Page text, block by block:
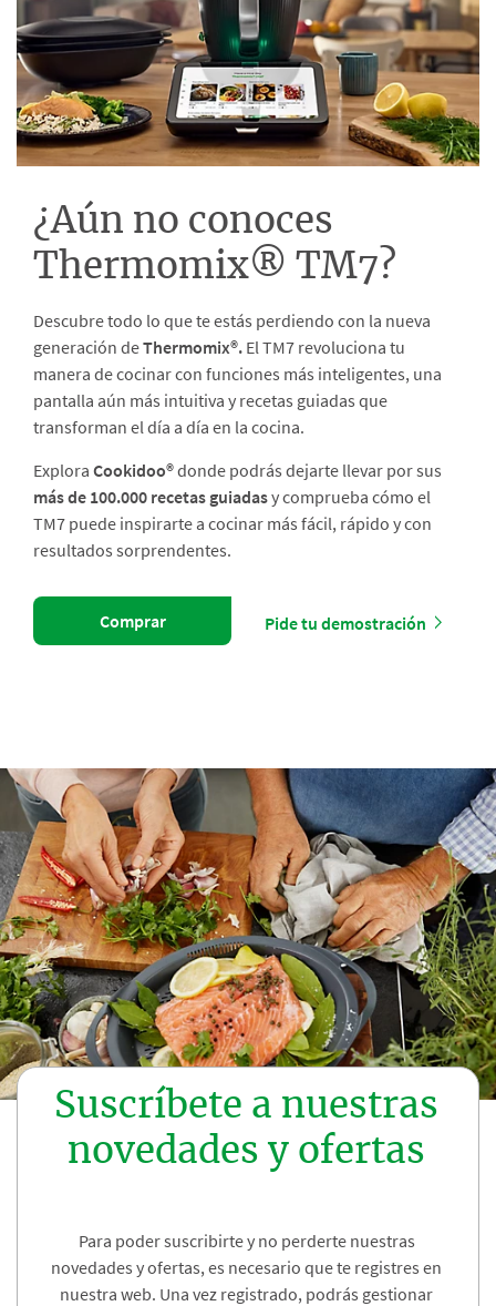
¿Aún no conoces
Thermomix® TM7?
Descubre todo lo que te estás perdiendo con la nueva
generación deThermomix®. El TM7 revoluciona tu
manera de cocinar con funciones más inteligentes, una
pantalla aún más intuitiva y recetas guiadas que
transforman el día a día en la cocina.
Explora Cookidoo®donde podrás dejarte llevar por sus
más de 100.000 recetas guiadasy comprueba cómo el
TM7 puede inspirarte a cocinar más fácil, rápido y con
resultados sorprendentes.
Comprar Pide tu demostración
Suscríbete a nuestras
novedades y ofertas
Para poder suscribirte y no perderte nuestras
novedades y ofertas, es necesario que te registres en
nuestra web. Una vez registrado, podrás gestionar